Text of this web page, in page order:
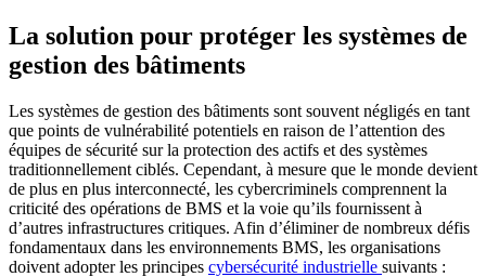
La solution pour protéger les systèmes de
gestion des bâtiments
Les systèmes de gestion des bâtiments sont souvent négligés en tant
que points de vulnérabilité potentiels en raison de l’attention des
équipes de sécurité sur la protection des actifs et des systèmes
traditionnellement ciblés. Cependant, à mesure que le monde devient
de plus en plus interconnecté, les cybercriminels comprennent la
criticité des opérations de BMS et la voie qu’ils fournissent à
d’autres infrastructures critiques. Afin d’éliminer de nombreux défis
fondamentaux dans les environnements BMS, les organisations
doivent adopter les principes cybersécurité industrielle suivants :